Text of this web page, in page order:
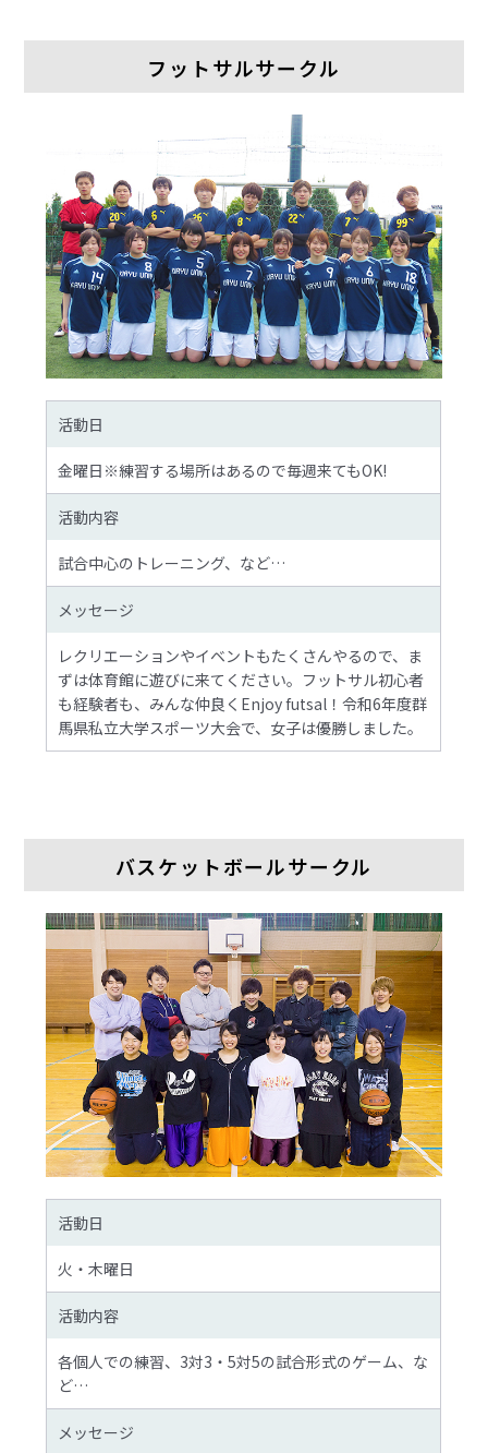
フットサルサークル
活動日
金曜日※練習する場所はあるので毎週来てもOK!
活動内容
試合中心のトレーニング、など…
メッセージ
レクリエーションやイベントもたくさんやるので、ま
ずは体育館に遊びに来てください。フットサル初心者
も経験者も、みんな仲良くEnjoy futsal！令和6年度群
馬県私立大学スポーツ大会で、女子は優勝しました。
バスケットボールサークル
活動日
火・木曜日
活動内容
各個人での練習、3対3・5対5の試合形式のゲーム、な
ど…
メッセージ